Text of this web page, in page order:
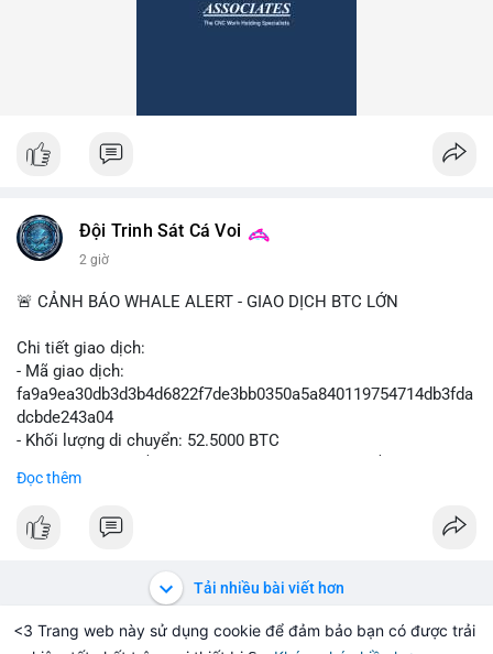
<3 Trang web này sử dụng cookie để đảm bảo bạn có được trải
Đội Trinh Sát Cá Voi
2 giờ
🚨 CẢNH BÁO WHALE ALERT - GIAO DỊCH BTC LỚN
Chi tiết giao dịch:
- Mã giao dịch:
fa9a9ea30db3d3b4d6822f7de3bb0350a5a840119754714db3fda
dcbde243a04
- Khối lượng di chuyển: 52.5000 BTC
USD)
trong mempool. Quy mô này cho thấy cá voi đang thực hiện
một động thái chiến lược, không phải giao dịch thông thường.
Khối lượng chuyển vừa phải, không quá lớn để gây sốc thanh
khoản, nhưng đủ để tạo áp lực tâm lý lên thị trường nếu số
Đọc thêm
Tải nhiều bài viết hơn